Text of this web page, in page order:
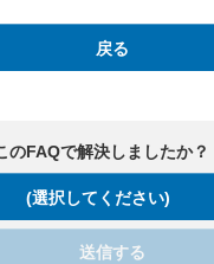
戻る
のFAQで解決しましたか？
(選択してください)
送信する